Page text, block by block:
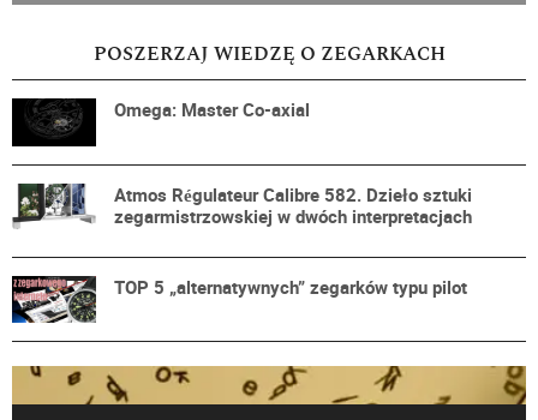
POSZERZAJ WIEDZĘ O ZEGARKACH
Omega: Master Co-axial
Atmos Régulateur Calibre 582. Dzieło sztuki
zegarmistrzowskiej w dwóch interpretacjach
TOP 5 „alternatywnych” zegarków typu pilot